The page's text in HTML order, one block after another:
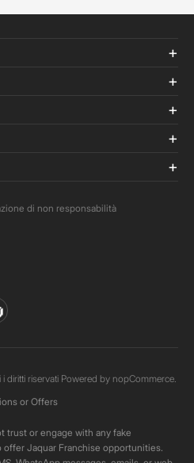
di non responsabilità
diritti riservati Powered by nopCommerce.
or Offers
trust or engage with any fake
Jaquar Franchise opportunities.